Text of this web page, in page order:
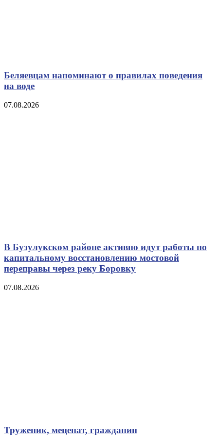
Беляевцам напоминают о правилах поведения
на воде
07.08.2026
В Бузулукском районе активно идут работы по
капитальному восстановлению мостовой
переправы через реку Боровку
07.08.2026
Труженик, меценат, гражданин